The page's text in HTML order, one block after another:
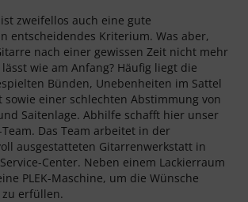
zweifellos auch eine gute
entscheidendes Kriterium. Was aber,
nach einer gewissen Zeit nicht mehr
wie am Anfang? Häufig liegt die
Bünden, Unebenheiten im Sattel
einer schlechten Abstimmung von
Saitenlage. Abhilfe schafft hier unser
Das Team arbeitet in der
ausgestatteten Gitarrenwerkstatt in
Center. Neben einem Lackierraum
PLEK-Maschine, um die Wünsche
erfüllen.